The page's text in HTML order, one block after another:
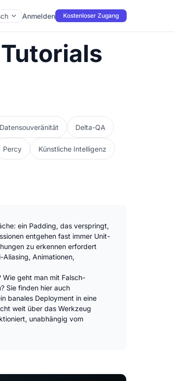
Anmelden Kostenloser Zugang
Delta-QA
Percy Künstliche Intelligenz
ein Padding, das verspringt,
entgehen fast immer Unit-
zu erkennen erfordert
Animationen,
Wie geht man mit Falsch-
Sie finden hier auch
banales Deployment in eine
weit über das Werkzeug
unabhängig vom